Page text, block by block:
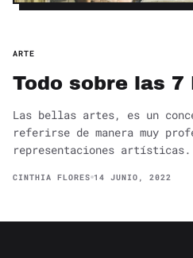
ARTE
Todo sobre las
Las bellas artes, es un
referirse de manera muy
representaciones artísticas.
CINTHIA FLORES 14 JUNIO, 2022